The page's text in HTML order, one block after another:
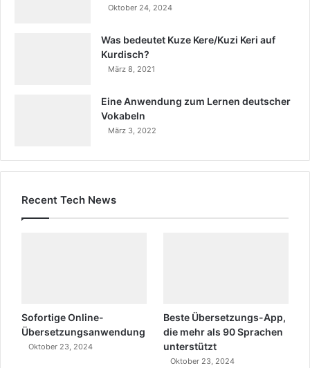
Oktober 24, 2024
Was bedeutet Kuze Kere/Kuzi Keri auf
Kurdisch?
März 8, 2021
Eine Anwendung zum Lernen deutscher
Vokabeln
März 3, 2022
Recent Tech News
Sofortige Online-
Übersetzungsanwendung
Oktober 23, 2024
Beste Übersetzungs-App,
die mehr als 90 Sprachen
unterstützt
Oktober 23, 2024